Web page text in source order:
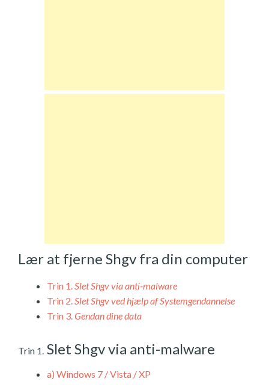
Lær at fjerne Shgv fra din computer
Trin 1.Slet Shgv via anti-malware
Trin 2.Slet Shgv ved hjælp af Systemgendannelse
Trin 3.Gendan dine data
Trin 1. Slet Shgv via anti-malware
a) Windows 7 / Vista / XP